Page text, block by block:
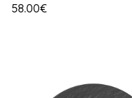
58.00€